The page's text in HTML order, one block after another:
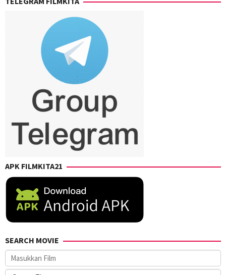
APK FILMKITA21
SEARCH MOVIE